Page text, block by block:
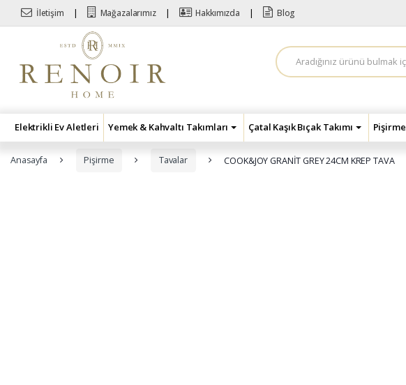
Skip to navigation
Skip to content
İletişim Mağazalarımız Hakkımızda Blog
A
r
a
Elektrikli Ev Aletleri Yemek & Kahvaltı Takımları Çatal Kaşık Bıçak Takımı Pişirme
Anasayfa Pişirme Tavalar COOK&JOY GRANİT GREY 24CM KREP TAVA